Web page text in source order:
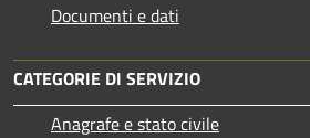
Documenti e dati
CATEGORIE DI SERVIZIO
Anagrafe e stato civile